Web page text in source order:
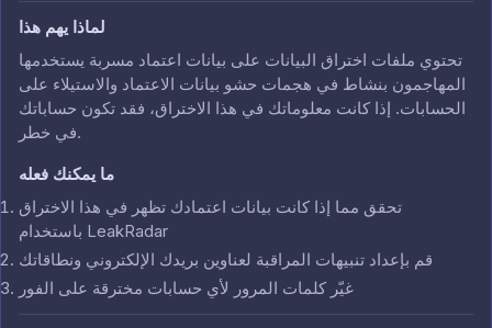
لماذا يهم هذا
تحتوي ملفات اختراق البيانات على بيانات اعتماد مسربة يستخدمها
المهاجمون بنشاط في هجمات حشو بيانات الاعتماد والاستيلاء على
الحسابات. إذا كانت معلوماتك في هذا الاختراق، فقد تكون حساباتك
في خطر.
ما يمكنك فعله
تحقق مما إذا كانت بيانات اعتمادك تظهر في هذا الاختراق
باستخدام LeakRadar
قم بإعداد تنبيهات المراقبة لعناوين بريدك الإلكتروني ونطاقاتك
غيّر كلمات المرور لأي حسابات مخترقة على الفور